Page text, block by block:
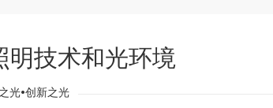
明技术和光环境
光•创新之光